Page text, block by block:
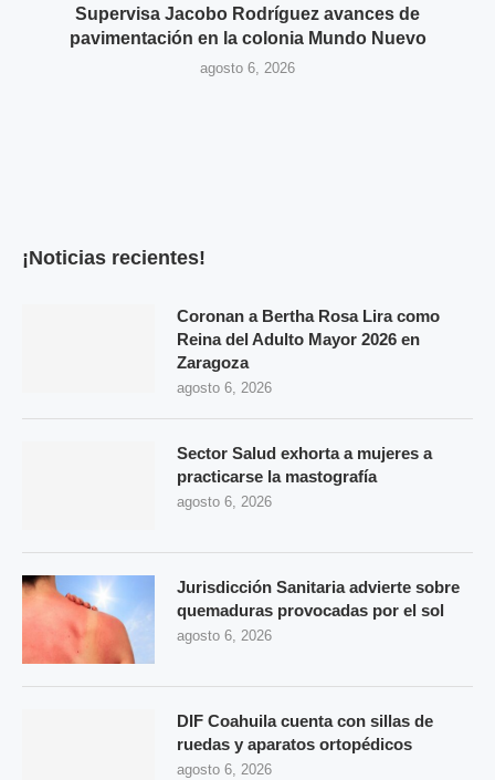
Supervisa Jacobo Rodríguez avances de
pavimentación en la colonia Mundo Nuevo
agosto 6, 2026
¡Noticias recientes!
Coronan a Bertha Rosa Lira como
Reina del Adulto Mayor 2026 en
Zaragoza
agosto 6, 2026
Sector Salud exhorta a mujeres a
practicarse la mastografía
agosto 6, 2026
Jurisdicción Sanitaria advierte sobre
quemaduras provocadas por el sol
agosto 6, 2026
DIF Coahuila cuenta con sillas de
ruedas y aparatos ortopédicos
agosto 6, 2026